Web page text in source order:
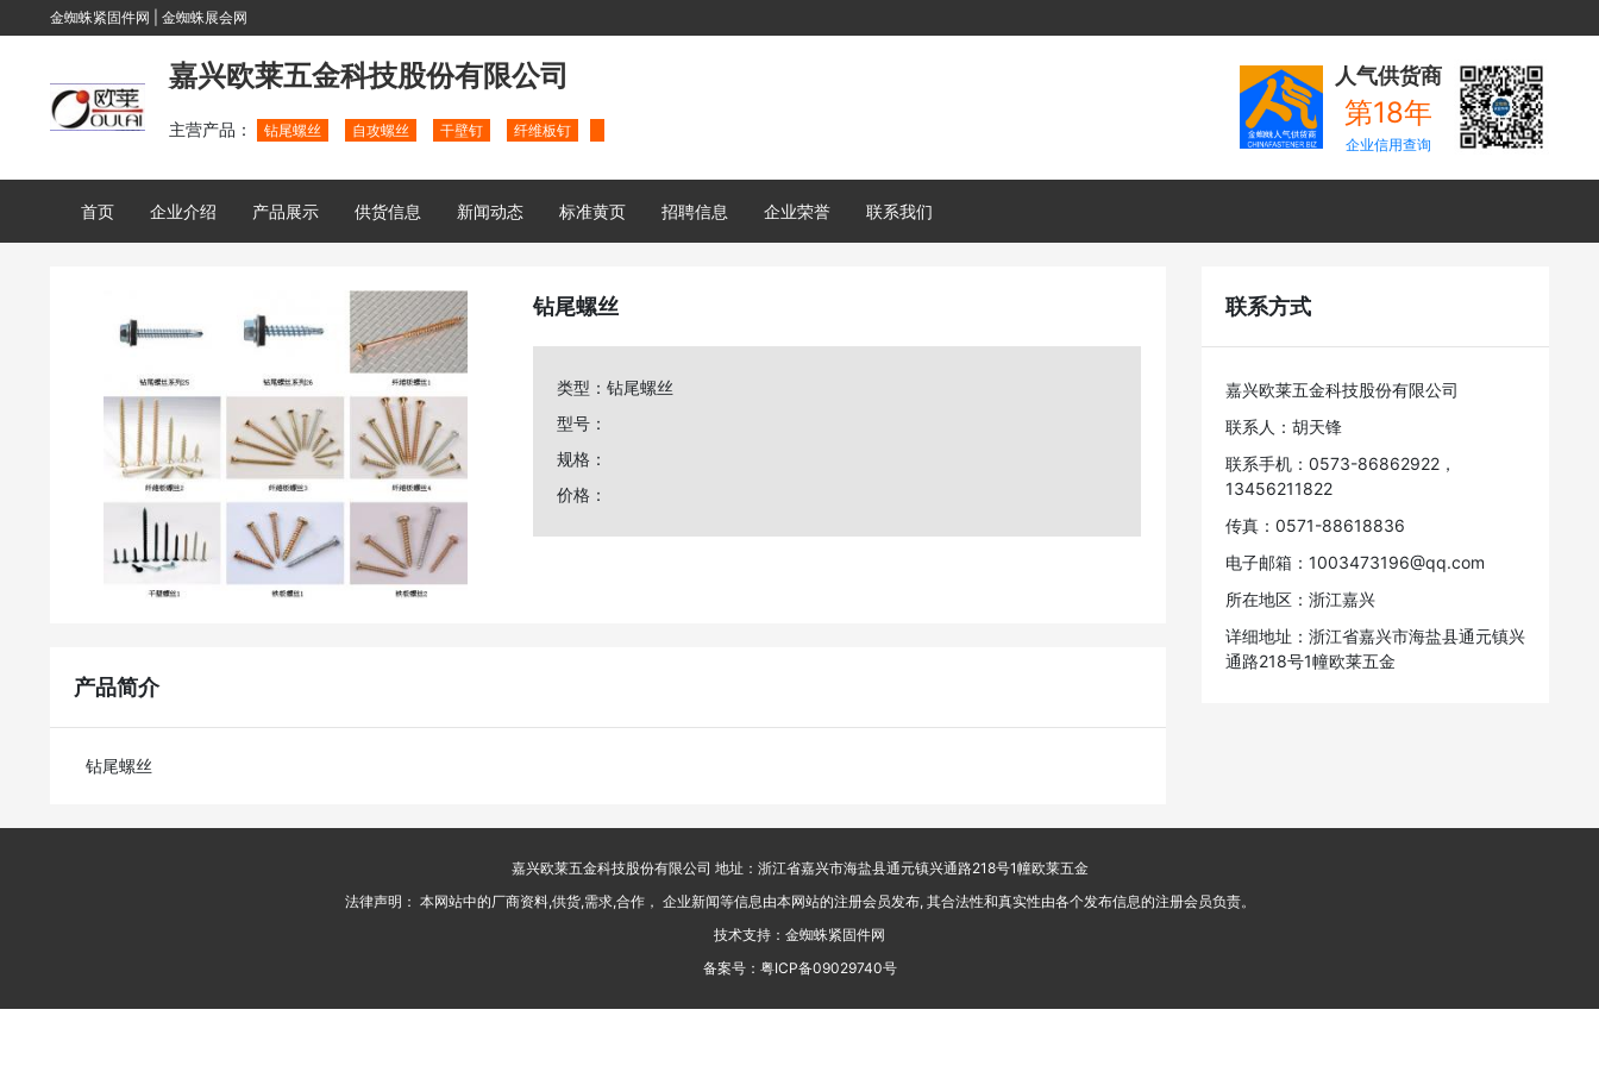
金蜘蛛紧固件网 金蜘蛛展会网
嘉兴欧莱五金科技股份有限公司
主营产品： 钻尾螺丝 自攻螺丝 干壁钉 纤维板钉
人气供货商
第18年
企业信用查询
首页 企业介绍 产品展示 供货信息 新闻动态 标准黄页 招聘信息 企业荣誉 联系我们
钻尾螺丝
类型：钻尾螺丝
型号：
规格：
价格：
产品简介
钻尾螺丝
联系方式
嘉兴欧莱五金科技股份有限公司
联系人：胡天锋
联系手机：0573-86862922，
13456211822
传真：0571-88618836
电子邮箱：1003473196@qq.com
所在地区：浙江嘉兴
详细地址：浙江省嘉兴市海盐县通元镇兴
通路218号1幢欧莱五金
嘉兴欧莱五金科技股份有限公司 地址：浙江省嘉兴市海盐县通元镇兴通路218号1幢欧莱五金
法律声明： 本网站中的厂商资料,供货,需求,合作， 企业新闻等信息由本网站的注册会员发布, 其合法性和真实性由各个发布信息的注册会员负责。
技术支持：金蜘蛛紧固件网
备案号： 粤ICP备09029740号